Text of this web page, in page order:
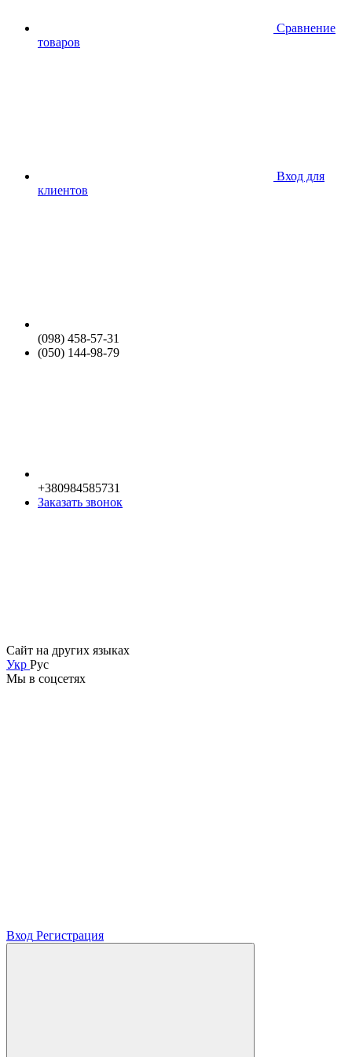
Сравнение
товаров
Вход для
клиентов
(098) 458-57-31
(050) 144-98-79
+380984585731
Заказать звонок
Сайт на других языках
Укр Рус
Мы в соцсетях
Вход Регистрация